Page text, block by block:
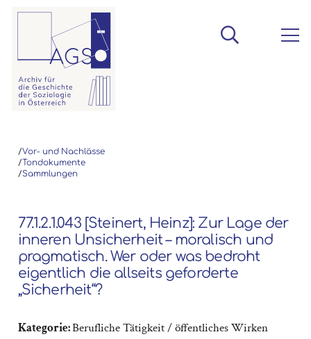
/Vor- und Nachlässe
/Tondokumente
/Sammlungen
77.1.2.1.043 [Steinert, Heinz]: Zur Lage der
inneren Unsicherheit – moralisch und
pragmatisch. Wer oder was bedroht
eigentlich die allseits geforderte
„Sicherheit“?
Kategorie:Berufliche Tätigkeit / öffentliches Wirken